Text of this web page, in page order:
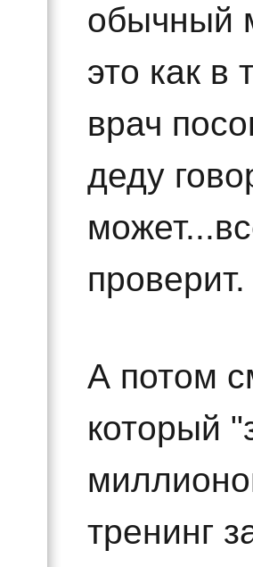
обычный
это как в
врач
деду
проверит.
А потом
который
тренинг